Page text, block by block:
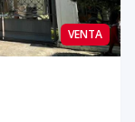
VENTA